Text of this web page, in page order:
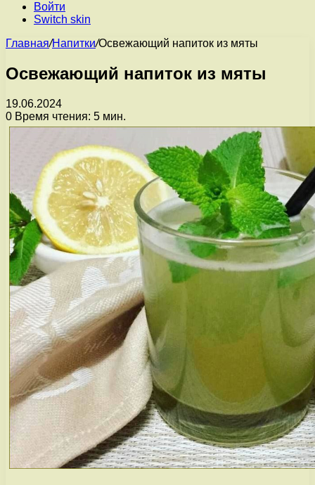
Войти
Switch skin
Главная/Напитки/Освежающий напиток из мяты
Освежающий напиток из мяты
19.06.2024
0 Время чтения: 5 мин.